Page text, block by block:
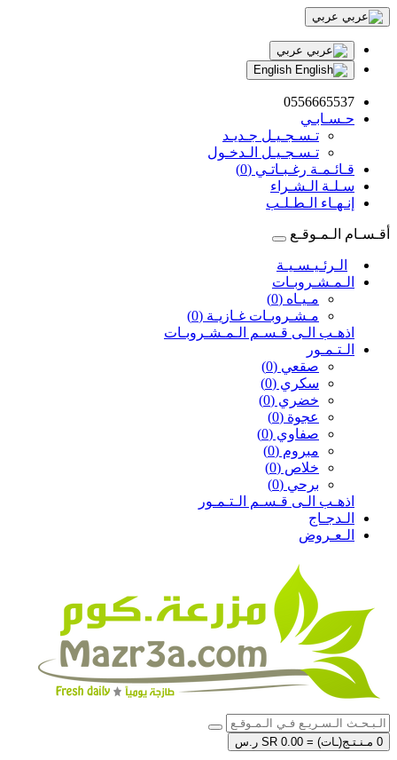
عربي
عربي
0556665537
حـسـابـي
تـسـجـيـل جـديـد
تـسـجـيـل الـدخـول
قـائـمـة رغـبـاتـي (0)
سـلـة الـشـراء
إنـهـاء الـطـلـب
أقـسـام الـمـوقـع
الـرئـيـسـيـة
الـمـشـروبـات
مـيـاه (0)
مـشـروبـات غـازيـة (0)
اذهـب الـى قـسـم الـمـشـروبـات
الـتـمـور
صقعي (0)
سكري (0)
خضري (0)
عجوة (0)
صفاوي (0)
مبروم (0)
خلاص (0)
برحي (0)
اذهـب الـى قـسـم الـتـمـور
الـدجـاج
الـعـروض
0 مـنـتـج(ـات) = SR 0.00 ر.س